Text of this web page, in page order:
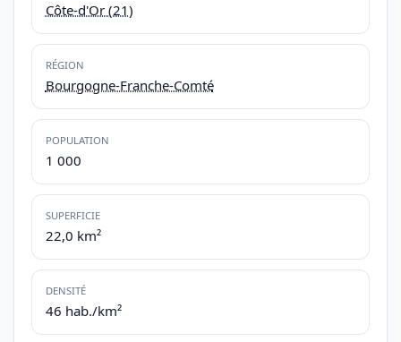
Côte-d'Or (21)
RÉGION
Bourgogne-Franche-Comté
POPULATION
1 000
SUPERFICIE
22,0 km²
DENSITÉ
46 hab./km²